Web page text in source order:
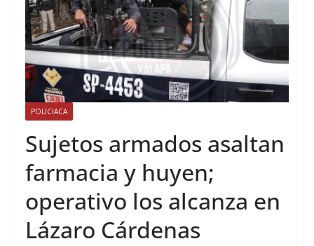
POLICIACA
Sujetos armados asaltan
farmacia y huyen;
operativo los alcanza en
Lázaro Cárdenas